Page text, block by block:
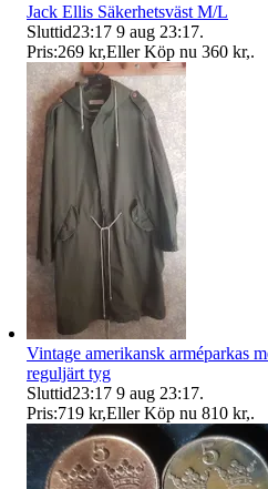
Jack Ellis Säkerhetsväst M/L
Sluttid23:17 9 aug 23:17.
Pris:269 kr,Eller Köp nu 360 kr,.
Vintage amerikansk arméparkas
reguljärt tyg
Sluttid23:17 9 aug 23:17.
Pris:719 kr,Eller Köp nu 810 kr,.